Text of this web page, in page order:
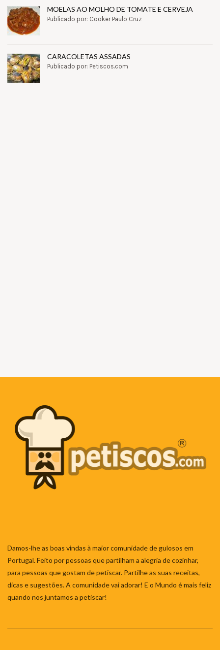
MOELAS AO MOLHO DE TOMATE E CERVEJA
Publicado por: Cooker Paulo Cruz
CARACOLETAS ASSADAS
Publicado por: Petiscos.com
Damos-lhe as boas vindas à maior comunidade de gulosos em
Portugal. Feito por pessoas que partilham a alegria de cozinhar,
para pessoas que gostam de petiscar. Partilhe as suas receitas,
dicas e sugestões. A comunidade vai adorar! E o Mundo é mais feliz
quando nos juntamos a petiscar!